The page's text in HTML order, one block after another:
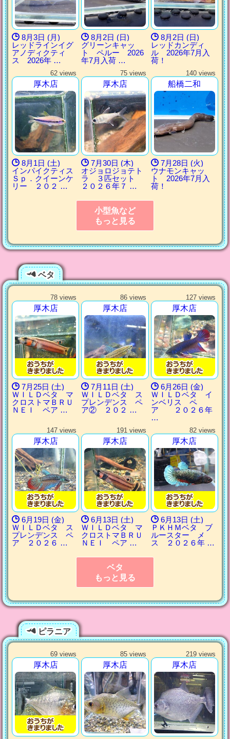
8月3日 (月)
レッドラインイグ
アノディクティ
ス 2026年 …
8月2日 (日)
グリーンキャッ
ト ペルー 2026
年7月入荷 …
8月2日 (日)
レッドカンディ
ル 2026年7月入
荷！
62 views
厚木店
8月1日 (土)
インパイクティス
Ｓｐ．クイーンケ
リー ２０２ …
75 views
厚木店
7月30日 (木)
オジョロジョテト
ラ ３匹セット
２０２６年７ …
140 views
船橋二和
7月28日 (火)
ウナモンキャッ
ト 2026年7月入
荷！
小型魚など
もっと見る
ベタ
78 views
厚木店
7月25日 (土)
ＷＩＬＤベタ マ
クロストマＢＲＵ
ＮＥＩ ペア …
86 views
厚木店
7月11日 (土)
ＷＩＬＤベタ ス
プレンデンス ペ
ア② ２０２ …
127 views
厚木店
6月26日 (金)
ＷＩＬＤベタ イ
ンベリス ペ
ア ２０２６年
…
147 views
厚木店
6月19日 (金)
ＷＩＬＤベタ ス
プレンデンス ペ
ア ２０２６ …
191 views
厚木店
6月13日 (土)
ＷＩＬＤベタ マ
クロストマＢＲＵ
ＮＥＩ ペア …
82 views
厚木店
6月13日 (土)
ＰＫＨＭベタ ブ
ルースター メ
ス ２０２６年 …
ベタ
もっと見る
ピラニア
69 views
厚木店
85 views
厚木店
219 views
厚木店